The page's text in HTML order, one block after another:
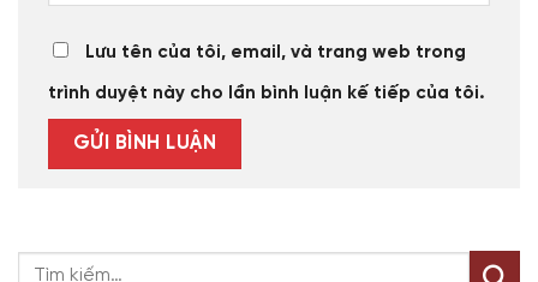
Lưu tên của tôi, email, và trang web trong
trình duyệt này cho lần bình luận kế tiếp của tôi.